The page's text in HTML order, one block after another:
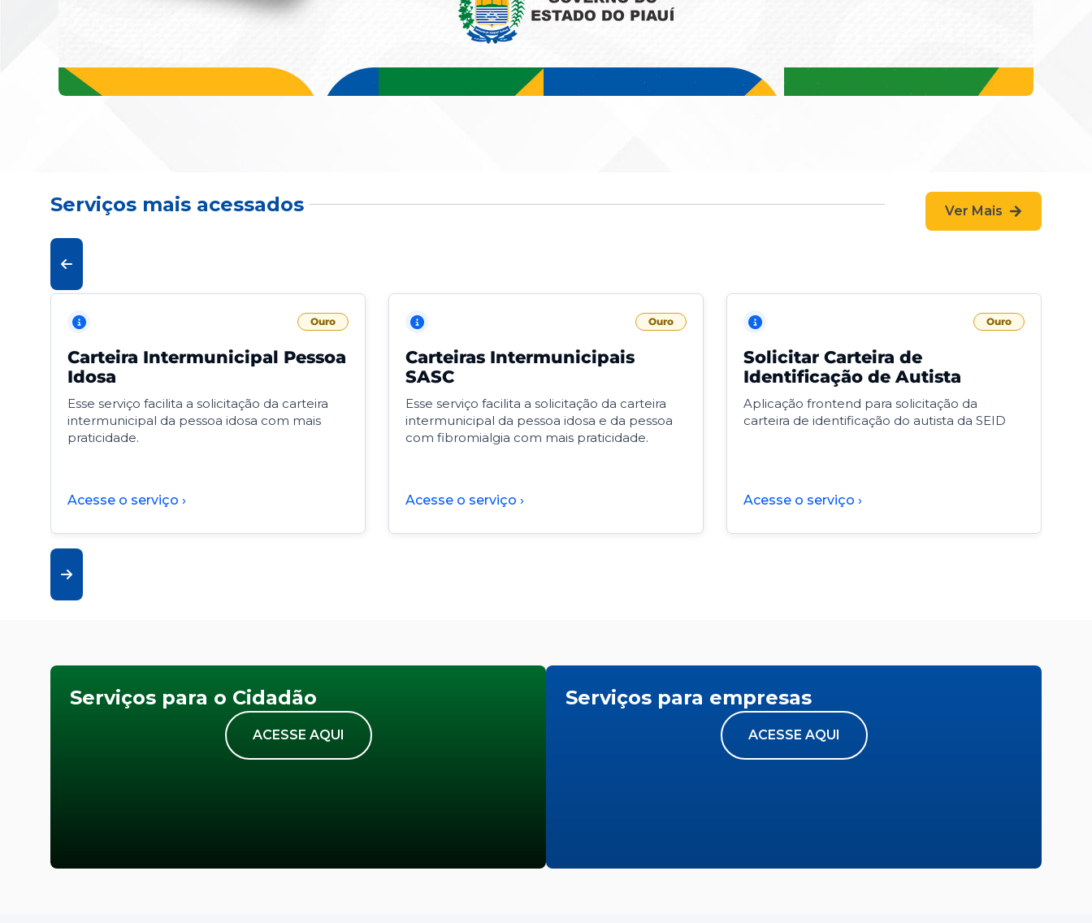
Serviços mais acessados Ver Mais
Ouro
Carteira Intermunicipal Pessoa
Idosa
Esse serviço facilita a solicitação da carteira
intermunicipal da pessoa idosa com mais
praticidade.
Acesse o serviço ›
Ouro
Carteiras Intermunicipais
SASC
Esse serviço facilita a solicitação da carteira
intermunicipal da pessoa idosa e da pessoa
com fibromialgia com mais praticidade.
Acesse o serviço ›
Ouro
Solicitar Carteira de
Identificação de Autista
Aplicação frontend para solicitação da
carteira de identificação do autista da SEID
Acesse o serviço ›
Serviços para o Cidadão
ACESSE AQUI
Serviços para empresas
ACESSE AQUI